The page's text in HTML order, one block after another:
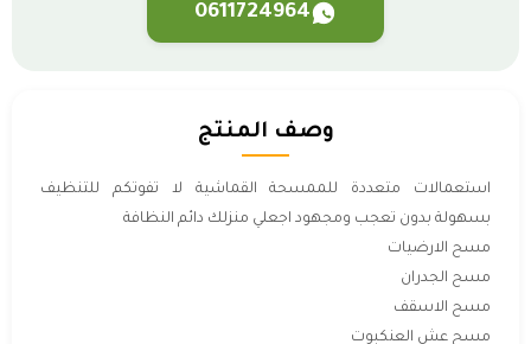
0611724964
وصف المنتج
استعمالات متعددة للممسحة القماشية لا تفوتكم للتنظيف
بسهولة بدون تعجب ومجهود اجعلي منزلك دائم النظافة
مسح الارضيات
مسح الجدران
مسح الاسقف
مسح عش العنكبوت